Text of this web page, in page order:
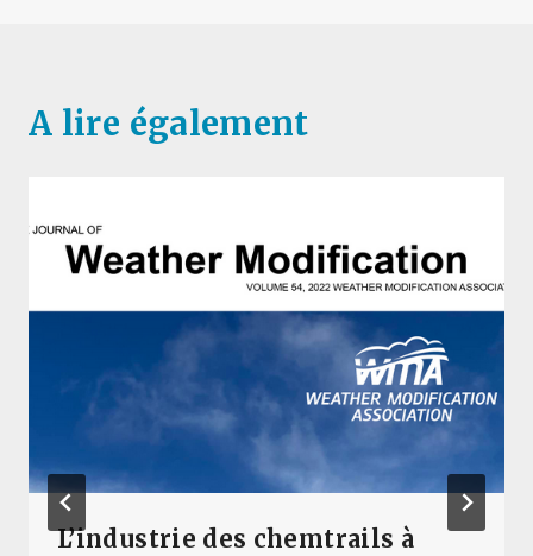
A lire également
L’industrie des chemtrails à